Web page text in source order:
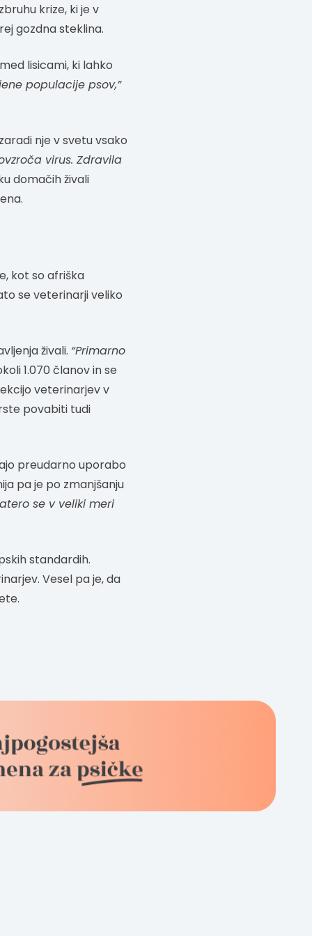
krize, ki je v
gozdna steklina.
lisicami, ki lahko
populacije psov,”
nje v svetu vsako
virus. Zdravila
domačih živali
kot so afriška
se veterinarji veliko
živali. “Primarno
1.070 članov in se
veterinarjev v
povabiti tudi
preudarno uporabo
pa je po zmanjšanju
se v veliki meri
standardih.
Vesel pa je, da